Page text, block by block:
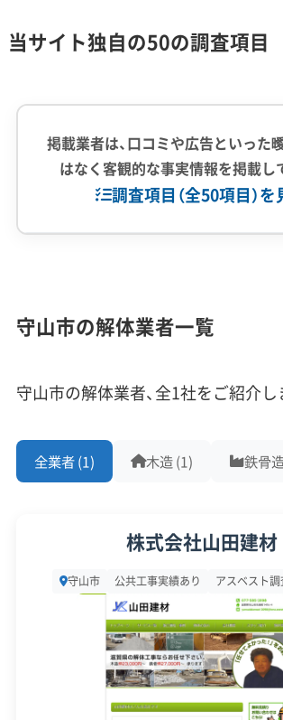
りのポイントです。
大規模開発が牽引する解体
の課題
2026年5月竣工予定の村田製作所
います。
に竣工を予定している「村田製作所
ョンセンター」の存在です。高さ
は、JR守山駅周辺の土地の価値を大
この影響で、古い工場跡地や昭和
次々と解体され、高層マンションや
へと生まれ変わっています。さらに
動して「JR守山駅東口再整備事業」
当サイト独自の50の調査項目
掲載業者は、口コミや広告といった
はなく客観的な事実情報を掲載し
調査項目（全50項目）を
従業員30人以上
中間処理場保有
アスベストレベル1,2除去 ブロック塀
土木
保有資格(9)
解体工事業登録
産業廃棄物収集
産業廃棄物処分業許可
石綿作業主任者
建築物石綿含有建材調査者
解体工事施工技士
1級土木施工管理技士
1級建設機械施工管理技
守山市の解体業者一覧
守山市の解体業者、全1社をご紹介し
全業者 (1) 木造 (1) 鉄骨
株式会社山田建材
守山市 公共工事実績あり アスベスト